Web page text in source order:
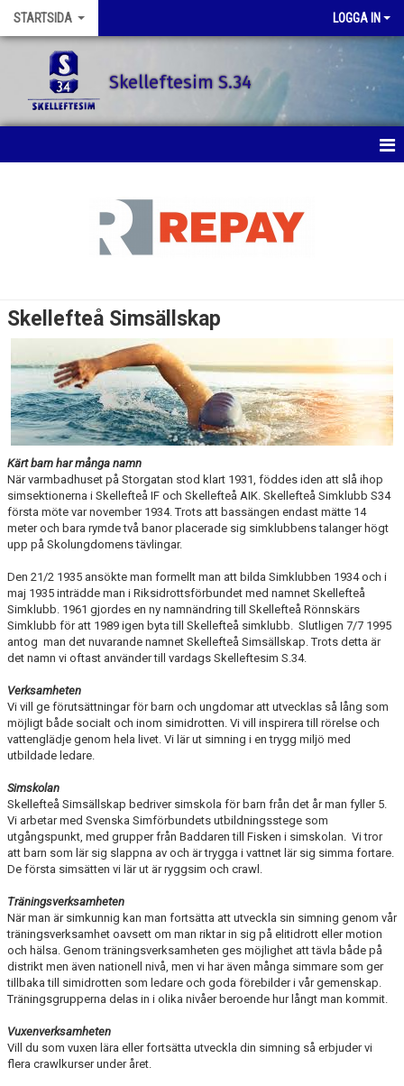
STARTSIDA LOGGA IN
Skelleftesim S.34
TÄVLINGAR
KONTAKT
KALENDER
KLUBBKLÄDER
LEDIGA TJÄNSTER
DOKUMENT
Skellefteå Simsällskap
Kärt barn har många namn
När varmbadhuset på Storgatan stod klart 1931, föddes iden att slå ihop
simsektionerna i Skellefteå IF och Skellefteå AIK. Skellefteå Simklubb S34
första möte var november 1934. Trots att bassängen endast mätte 14
meter och bara rymde två banor placerade sig simklubbens talanger högt
upp på Skolungdomens tävlingar.
Den 21/2 1935 ansökte man formellt man att bilda Simklubben 1934 och i
maj 1935 inträdde man i Riksidrottsförbundet med namnet Skellefteå
Simklubb. 1961 gjordes en ny namnändring till Skellefteå Rönnskärs
Simklubb för att 1989 igen byta till Skellefteå simklubb. Slutligen 7/7 1995
antog man det nuvarande namnet Skellefteå Simsällskap. Trots detta är
det namn vi oftast använder till vardags Skelleftesim S.34.
Verksamheten
Vi vill ge förutsättningar för barn och ungdomar att utvecklas så lång som
möjligt både socialt och inom simidrotten. Vi vill inspirera till rörelse och
vattenglädje genom hela livet. Vi lär ut simning i en trygg miljö med
utbildade ledare.
Simskolan
Skellefteå Simsällskap bedriver simskola för barn från det år man fyller 5.
Vi arbetar med Svenska Simförbundets utbildningsstege som
utgångspunkt, med grupper från Baddaren till Fisken i simskolan. Vi tror
att barn som lär sig slappna av och är trygga i vattnet lär sig simma fortare.
De första simsätten vi lär ut är ryggsim och crawl.
Träningsverksamheten
När man är simkunnig kan man fortsätta att utveckla sin simning genom vår
träningsverksamhet oavsett om man riktar in sig på elitidrott eller motion
och hälsa. Genom träningsverksamheten ges möjlighet att tävla både på
distrikt men även nationell nivå, men vi har även många simmare som ger
tillbaka till simidrotten som ledare och goda förebilder i vår gemenskap.
Träningsgrupperna delas in i olika nivåer beroende hur långt man kommit.
Vuxenverksamheten
Vill du som vuxen lära eller fortsätta utveckla din simning så erbjuder vi
flera crawlkurser under året.